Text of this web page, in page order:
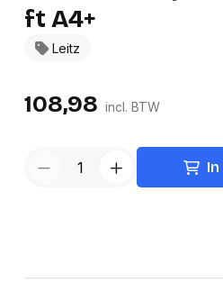
Leitz
ft A4+
108,98 incl. BTW